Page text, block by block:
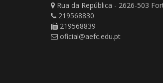
Rua da República - 2626-503
219568830
219568839
oficial@aefc.edu.pt